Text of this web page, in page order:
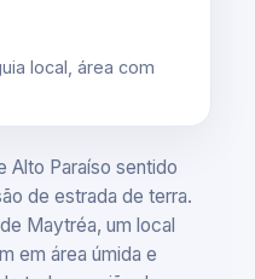
local, área com
Alto Paraíso sentido
de estrada de terra.
Maytréa, um local
em área úmida e